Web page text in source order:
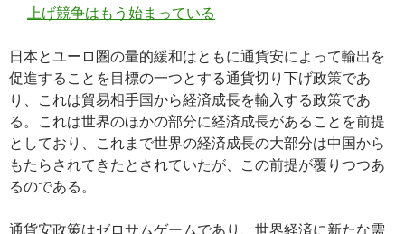
上げ競争はもう始まっている
日本とユーロ圏の量的緩和はともに通貨安によって輸出を
促進することを目標の一つとする通貨切り下げ政策であ
り、これは貿易相手国から経済成長を輸入する政策であ
る。これは世界のほかの部分に経済成長があることを前提
としており、これまで世界の経済成長の大部分は中国から
もたらされてきたとされていたが、この前提が覆りつつあ
るのである。
通貨安政策はゼロサムゲームであり、世界経済に新たな需